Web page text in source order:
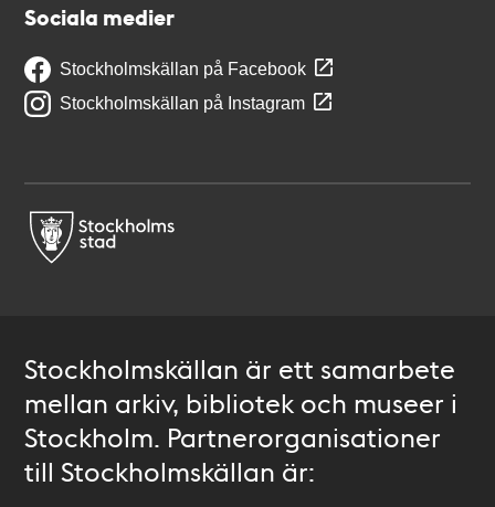
Sociala medier
Stockholmskällan på Facebook
Stockholmskällan på Instagram
Stockholmskällan är ett samarbete
mellan arkiv, bibliotek och museer i
Stockholm. Partnerorganisationer
till Stockholmskällan är: